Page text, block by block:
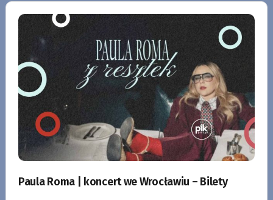
Paula Roma | koncert we Wrocławiu – Bilety